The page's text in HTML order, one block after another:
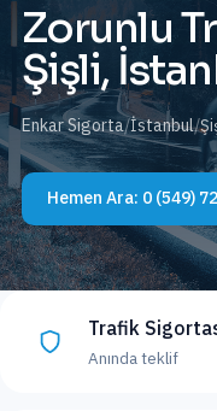
Zorunlu
Şişli,
Enkar Sigorta/İstanbul/
Hemen Ara: 0 (549)
Trafik
Anında teklif